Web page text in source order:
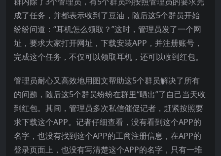
成了任务，并都表示收到了豆油，随后这5个群员开始
纷纷问道：“耳机怎么领取？”这时，管理员发了一个网
址，要求大家打开网址，下载安装APP，并注册账号，
完成这个任务，不仅可以领取耳机，还可以收到红包。
管理员耐心又高效地用图文帮助这5个群员解决了所有
的问题，随后这5个群员纷纷在群里“晒出”了自己当天收
到红包。其间，管理员多次私信催促记者，赶紧按照要
求下载这个APP。记者仔细查看，没有看到这个APP的
名字，也没有找到这个APP的工商注册信息，在APP的
登录页面上，也没有写清楚这个APP的名字，只有一堆